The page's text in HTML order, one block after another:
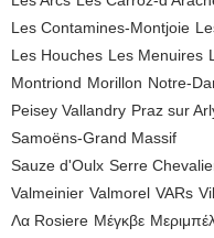
Les Contamines-Montjoie
Les Houches Les Menuires
Montriond Morillon Notre-
Peisey Vallandry Praz sur
Samoëns-Grand Massif
Sauze d'Oulx Serre
Valmeinier Valmorel VARs
Λα Rosiere Μέγκβε